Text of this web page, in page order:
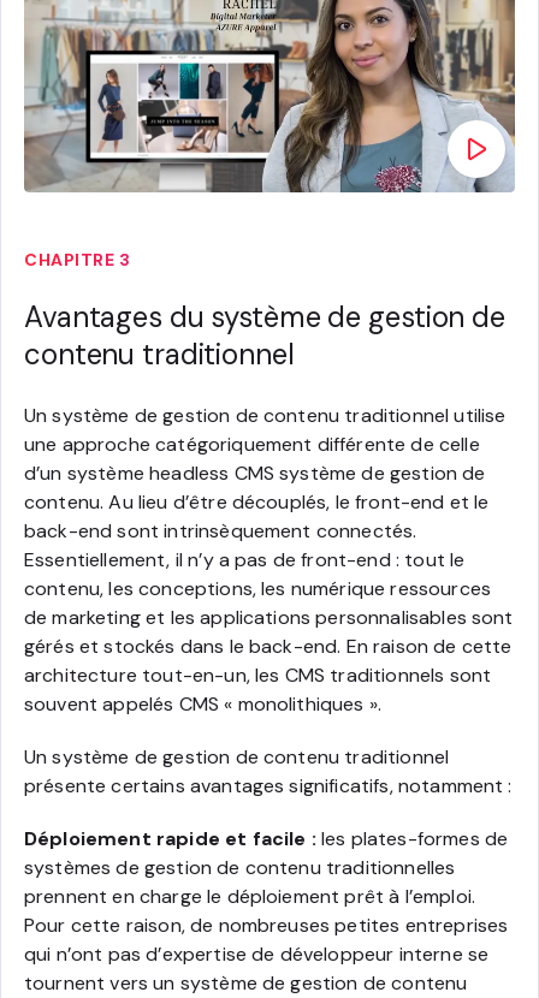
CHAPITRE 3
Avantages du système de gestion de
contenu traditionnel
Un système de gestion de contenu traditionnel utilise
une approche catégoriquement différente de celle
d’un système headless CMS système de gestion de
contenu. Au lieu d’être découplés, le front-end et le
back-end sont intrinsèquement connectés.
Essentiellement, il n’y a pas de front-end : tout le
contenu, les conceptions, les numérique ressources
de marketing et les applications personnalisables sont
gérés et stockés dans le back-end. En raison de cette
architecture tout-en-un, les CMS traditionnels sont
souvent appelés CMS « monolithiques ».
Un système de gestion de contenu traditionnel
présente certains avantages significatifs, notamment :
Déploiement rapide et facile : les plates-formes de
systèmes de gestion de contenu traditionnelles
prennent en charge le déploiement prêt à l’emploi.
Pour cette raison, de nombreuses petites entreprises
qui n’ont pas d’expertise de développeur interne se
tournent vers un système de gestion de contenu